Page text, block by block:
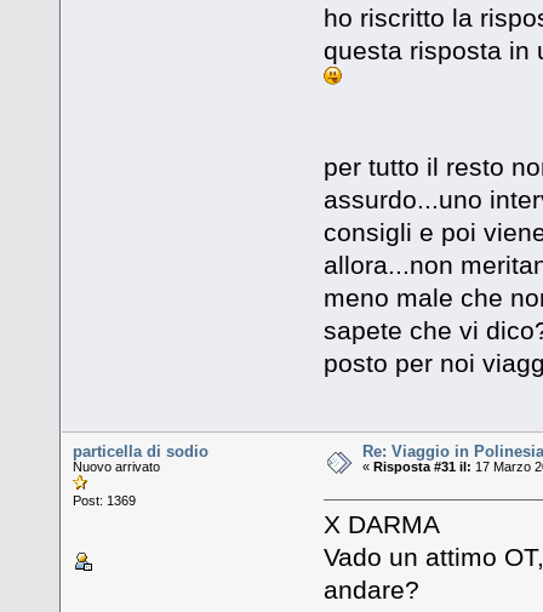
ho riscritto la
questa risposta in
per tutto il resto
assurdo...uno
consigli e poi
allora...non
meno male che
sapete che vi
posto per noi
particella di sodio
Nuovo arrivato
Post: 1369
Re: Viaggio in
« Risposta #31 il: 17 Marzo
X DARMA
Vado un attimo
andare?